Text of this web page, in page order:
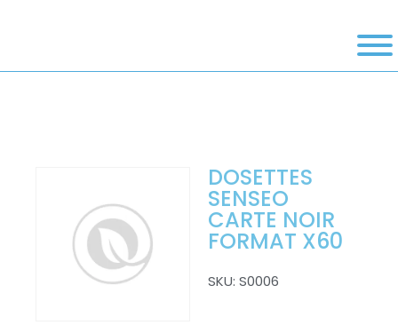
DOSETTES
SENSEO
CARTE NOIR
FORMAT X60
SKU: S0006